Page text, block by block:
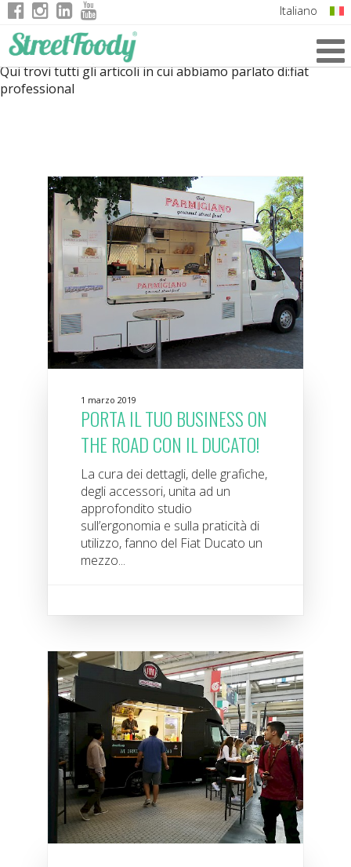
Italiano
German
Qui trovi tutti gli articoli in cui abbiamo parlato di:fiat
professional
1 marzo 2019
PORTA IL TUO BUSINESS ON
THE ROAD CON IL DUCATO!
La cura dei dettagli, delle grafiche,
degli accessori, unita ad un
approfondito studio
sull’ergonomia e sulla praticità di
utilizzo, fanno del Fiat Ducato un
mezzo...